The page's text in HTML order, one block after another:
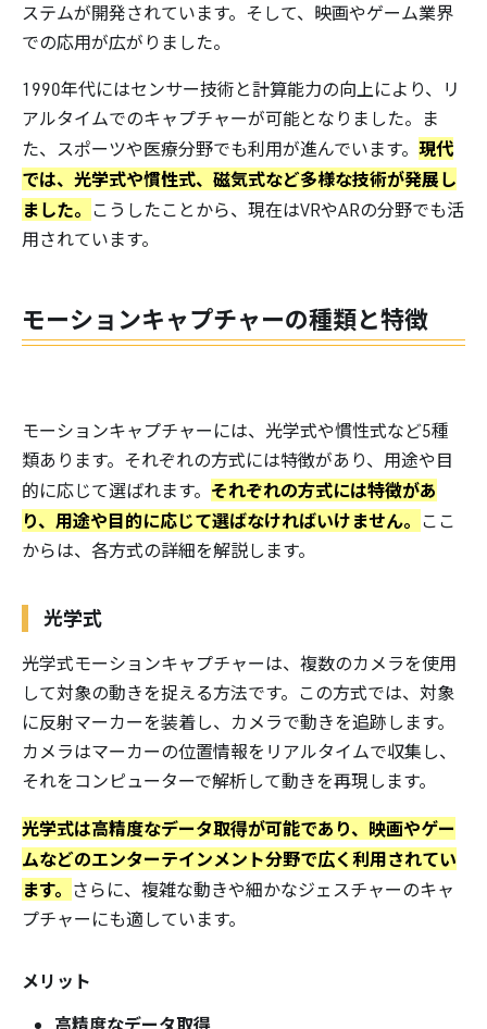
ステムが開発されています。そして、映画やゲーム業界
での応用が広がりました。
1990年代にはセンサー技術と計算能力の向上により、リ
アルタイムでのキャプチャーが可能となりました。ま
た、スポーツや医療分野でも利用が進んでいます。 現代
では、光学式や慣性式、磁気式など多様な技術が発展し
ました。 こうしたことから、現在はVRやARの分野でも活
用されています。
モーションキャプチャーの種類と特徴
モーションキャプチャーには、光学式や慣性式など5種
類あります。それぞれの方式には特徴があり、用途や目
的に応じて選ばれます。 それぞれの方式には特徴があ
り、用途や目的に応じて選ばなければいけません。 ここ
からは、各方式の詳細を解説します。
光学式
光学式モーションキャプチャーは、複数のカメラを使用
して対象の動きを捉える方法です。この方式では、対象
に反射マーカーを装着し、カメラで動きを追跡します。
カメラはマーカーの位置情報をリアルタイムで収集し、
それをコンピューターで解析して動きを再現します。
光学式は高精度なデータ取得が可能であり、映画やゲー
ムなどのエンターテインメント分野で広く利用されてい
ます。 さらに、複雑な動きや細かなジェスチャーのキャ
プチャーにも適しています。
メリット
高精度なデータ取得